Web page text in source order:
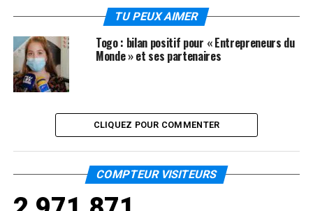
TU PEUX AIMER
Togo : bilan positif pour « Entrepreneurs du
Monde » et ses partenaires
CLIQUEZ POUR COMMENTER
COMPTEUR VISITEURS